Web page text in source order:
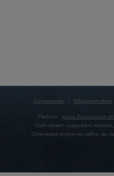
Соглашение | Обратная связь
Flado.ru - доска бесплатных
Сайт может содержать
Оплачивая услуги на сайте, вы